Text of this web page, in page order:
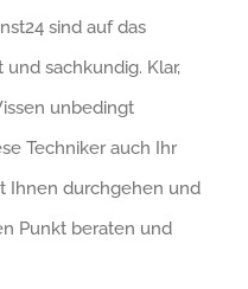
sind auf das
sachkundig. Klar,
unbedingt
Techniker auch Ihr
Ihnen durchgehen und
Punkt beraten und